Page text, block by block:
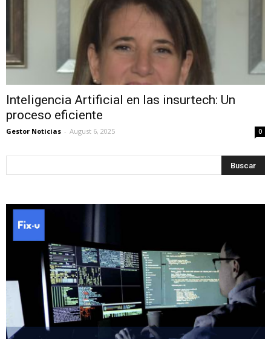
Inteligencia Artificial en las insurtech: Un
proceso eficiente
Gestor Noticias - August 6, 2025 0